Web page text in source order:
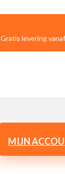
Gratis levering
MIJN